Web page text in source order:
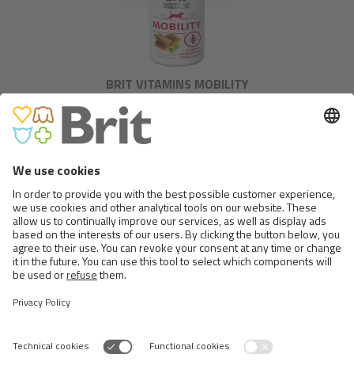
BRIT VITAMINS MOBILITY
BRIT VITAMINS PUPPY